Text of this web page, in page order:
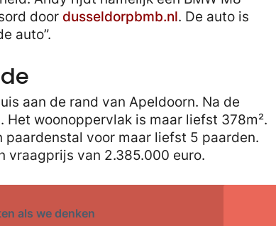
door dusseldorpbmb.nl. De auto is
auto”.
aan de rand van Apeldoorn. Na de
woonoppervlak is maar liefst 378m².
voor maar liefst 5 paarden.
vraagprijs van 2.385.000 euro.
als we denken